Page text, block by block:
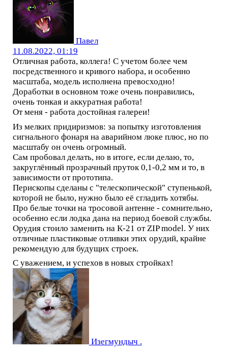
Павел
11.08.2022, 01:19
Отличная работа, коллега! С учетом более чем
посредственного и кривого набора, и особенно
масштаба, модель исполнена превосходно!
Доработки в основном тоже очень понравились,
очень тонкая и аккуратная работа!
От меня - работа достойная галереи!
Из мелких придиризмов: за попытку изготовления
сигнального фонаря на аварийном люке плюс, но по
масштабу он очень огромный.
Сам пробовал делать, но в итоге, если делаю, то,
закруглённый прозрачный пруток 0,1-0,2 мм и то, в
зависимости от прототипа.
Перископы сделаны с "телескопической" ступенькой,
которой не было, нужно было её сгладить хотябы.
Про белые точки на тросовой антенне - сомнительно,
особенно если лодка дана на период боевой службы.
Орудия стоило заменить на К-21 от ZIP model. У них
отличные пластиковые отливки этих орудий, крайне
рекомендую для будущих строек.
С уважением, и успехов в новых стройках!
Изегмундыч .